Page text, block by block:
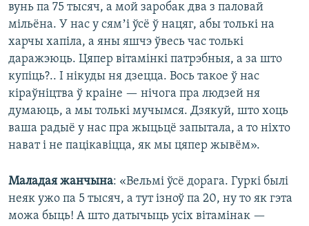
вунь па 75 тысяч, а мой заробак два з паловай
мільёна. У нас у сямʼі ўсё ў нацяг, абы толькі на
харчы хапіла, а яны яшчэ ўвесь час толькі
даражэюць. Цяпер вітамінкі патрэбныя, а за што
купіць?.. І нікуды ня дзецца. Вось такое ў нас
кіраўніцтва ў краіне — нічога пра людзей ня
думаюць, а мы толькі мучымся. Дзякуй, што хоць
ваша радыё у нас пра жыцьцё запытала, а то ніхто
нават і не пацікавіцца, як мы цяпер жывём».
Маладая жанчына: «Вельмі ўсё дорага. Гуркі былі
неяк ужо па 5 тысяч, а тут ізноў па 20, ну то як гэта
можа быць! А што датычыць усіх вітамінак —